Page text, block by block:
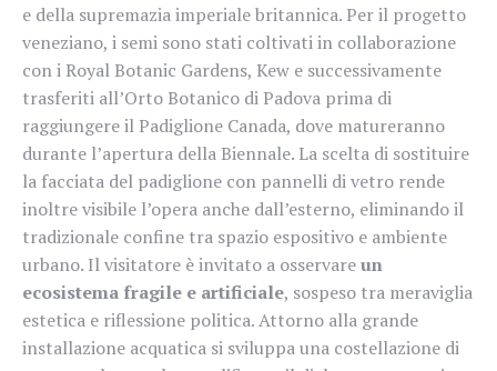
e della supremazia imperiale britannica. Per il progetto
veneziano, i semi sono stati coltivati in collaborazione
con i Royal Botanic Gardens, Kew e successivamente
trasferiti all’Orto Botanico di Padova prima di
raggiungere il Padiglione Canada, dove matureranno
durante l’apertura della Biennale. La scelta di sostituire
la facciata del padiglione con pannelli di vetro rende
inoltre visibile l’opera anche dall’esterno, eliminando il
tradizionale confine tra spazio espositivo e ambiente
urbano. Il visitatore è invitato a osservareun
ecosistema fragile e artificiale, sospeso tra meraviglia
estetica e riflessione politica. Attorno alla grande
installazione acquatica si sviluppa una costellazione di